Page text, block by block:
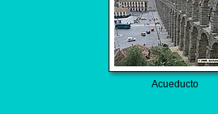
Acueducto